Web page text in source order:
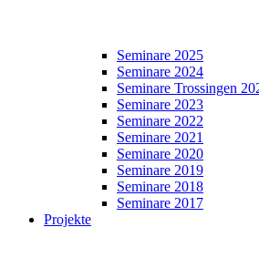
Seminare 2025
Seminare 2024
Seminare Trossingen
Seminare 2023
Seminare 2022
Seminare 2021
Seminare 2020
Seminare 2019
Seminare 2018
Seminare 2017
Projekte